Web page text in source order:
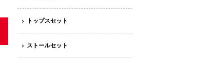
トップスセット
ストールセット